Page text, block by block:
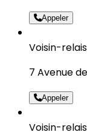
Appeler
Voisin-
7 Avenue
Appeler
Voisin-